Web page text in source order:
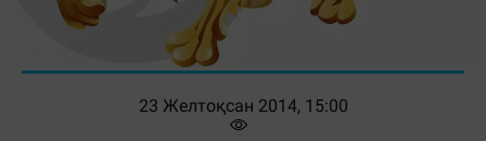
23 Желтоқсан 2014, 15:00